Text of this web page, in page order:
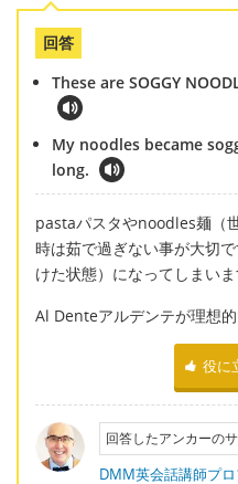
回答
These are SOGGY
My noodles became
long.
pastaパスタやnoodles麺（
時は茹で過ぎない事が大切
けた状態）になってしまい
Al Denteアルデンテが理想的
役に
回答したアンカーの
DMM英会話講師プ